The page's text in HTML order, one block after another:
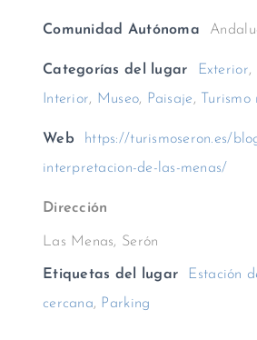
Comunidad Autónoma
Categorías del lugar Exterior,
Interior, Museo, Paisaje,
Web
https://turismoseron.es/
interpretacion-de-las-menas/
Dirección
Las Menas, Serón
Etiquetas del lugar
Estación
cercana, Parking